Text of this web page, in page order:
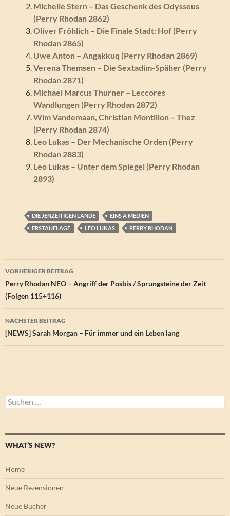
Michelle Stern – Das Geschenk des Odysseus
(Perry Rhodan 2862)
Oliver Fröhlich – Die Finale Stadt: Hof (Perry
Rhodan 2865)
Uwe Anton – Angakkuq (Perry Rhodan 2869)
Verena Themsen – Die Sextadim-Späher (Perry
Rhodan 2871)
Michael Marcus Thurner – Leccores
Wandlungen (Perry Rhodan 2872)
Wim Vandemaan, Christian Montillon – Thez
(Perry Rhodan 2874)
Leo Lukas – Der Mechanische Orden (Perry
Rhodan 2883)
Leo Lukas – Unter dem Spiegel (Perry Rhodan
2893)
DIE JENZEITIGEN LANDE
EINS A MEDIEN
ERSTAUFLAGE
LEO LUKAS PERRY RHODAN
Beitragsnavigation
VORHERIGER BEITRAG
Perry Rhodan NEO – Angriff der Posbis / Sprungsteine der Zeit
(Folgen 115+116)
NÄCHSTER BEITRAG
[NEWS] Sarah Morgan – Für immer und ein Leben lang
Suchen
nach:
WHAT’S NEW?
Home
Neue Rezensionen
Neue Bücher